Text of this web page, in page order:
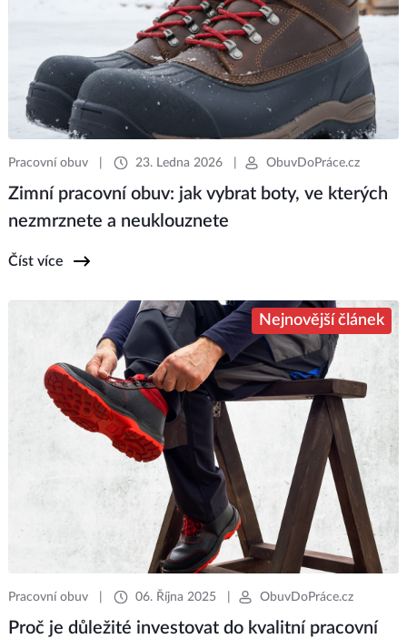
Pracovní obuv| 23. Ledna 2026| ObuvDoPráce.cz
Zimní pracovní obuv: jak vybrat boty, ve kterých
nezmrznete a neuklouznete
Číst více
Nejnovější článek
Pracovní obuv| 06. Října 2025| ObuvDoPráce.cz
Proč je důležité investovat do kvalitní pracovní